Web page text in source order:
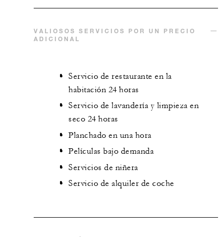
VALIOSOS SERVICIOS POR UN PRECIO
ADICIONAL
Servicio de restaurante en la
habitación 24 horas
Servicio de lavandería y limpieza en
seco 24 horas
Planchado en una hora
Películas bajo demanda
Servicios de niñera
Servicio de alquiler de coche